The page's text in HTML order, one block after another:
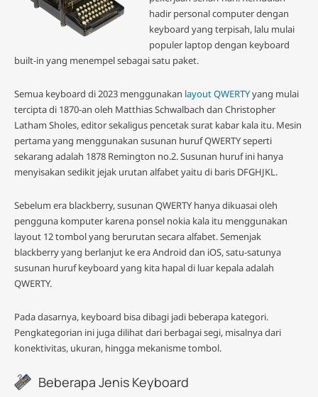
hadir personal computer dengan
keyboard yang terpisah, lalu mulai
populer laptop dengan keyboard
built-in yang menempel sebagai satu paket.
Semua keyboard di 2023 menggunakan layout QWERTYyang mulai
tercipta di 1870-an oleh Matthias Schwalbach dan Christopher
Latham Sholes, editor sekaligus pencetak surat kabar kala itu. Mesin
pertama yang menggunakan susunan huruf QWERTY seperti
sekarang adalah 1878 Remington no.2. Susunan huruf ini hanya
menyisakan sedikit jejak urutan alfabet yaitu di baris DFGHJKL.
Sebelum era blackberry, susunan QWERTY hanya dikuasai oleh
pengguna komputer karena ponsel nokia kala itu menggunakan
layout 12 tombol yang berurutan secara alfabet. Semenjak
blackberry yang berlanjut ke era Android dan iOS, satu-satunya
susunan huruf keyboard yang kita hapal di luar kepala adalah
QWERTY.
Pada dasarnya, keyboard bisa dibagi jadi beberapa kategori.
Pengkategorian ini juga dilihat dari berbagai segi, misalnya dari
konektivitas, ukuran, hingga mekanisme tombol.
Beberapa Jenis Keyboard